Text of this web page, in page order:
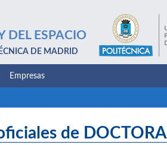
DEL ESPACIO
DE MADRID
Empresas
de